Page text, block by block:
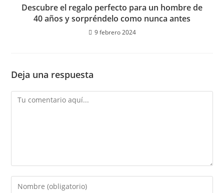
Descubre el regalo perfecto para un hombre de
40 años y sorpréndelo como nunca antes
9 febrero 2024
Deja una respuesta